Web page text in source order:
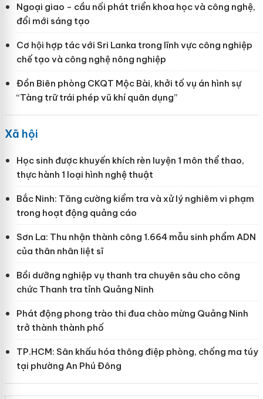
Ngoại giao - cầu nối phát triển khoa học và công nghệ,
đổi mới sáng tạo
Cơ hội hợp tác với Sri Lanka trong lĩnh vực công nghiệp
chế tạo và công nghệ nông nghiệp
Đồn Biên phòng CKQT Mộc Bài, khởi tố vụ án hình sự
“Tàng trữ trái phép vũ khí quân dụng”
Xã hội
Học sinh được khuyến khích rèn luyện 1 môn thể thao,
thực hành 1 loại hình nghệ thuật
Bắc Ninh: Tăng cường kiểm tra và xử lý nghiêm vi phạm
trong hoạt động quảng cáo
Sơn La: Thu nhận thành công 1.664 mẫu sinh phẩm ADN
của thân nhân liệt sĩ
Bồi dưỡng nghiệp vụ thanh tra chuyên sâu cho công
chức Thanh tra tỉnh Quảng Ninh
Phát động phong trào thi đua chào mừng Quảng Ninh
trở thành thành phố
TP.HCM: Sân khấu hóa thông điệp phòng, chống ma túy
tại phường An Phú Đông